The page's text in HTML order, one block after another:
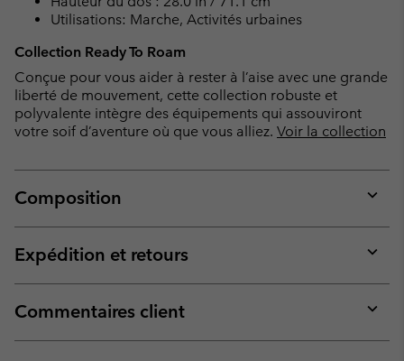
Utilisations: Marche, Activités urbaines
Collection Ready To Roam
Conçue pour vous aider à rester à l’aise avec une grande
liberté de mouvement, cette collection robuste et
polyvalente intègre des équipements qui assouviront
votre soif d’aventure où que vous alliez. Voir la collection
Composition
or
Expédition et retours
or
Commentaires client
or